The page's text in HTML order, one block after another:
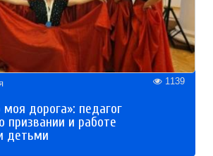
1139
дорога»: педагог
призвании и работе
детьми